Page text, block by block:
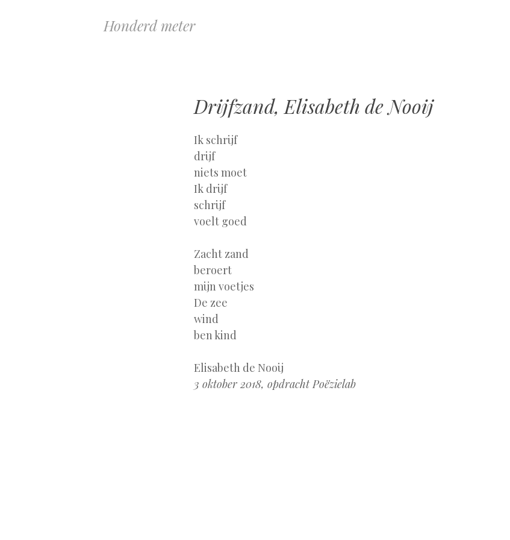
Honderd meter
Drijfzand, Elisabeth de Nooij
Ik schrijf
drijf
niets moet
Ik drijf
schrijf
voelt goed
Zacht zand
beroert
mijn voetjes
De zee
wind
ben kind
Elisabeth de Nooij
3 oktober 2018, opdracht Poëzielab